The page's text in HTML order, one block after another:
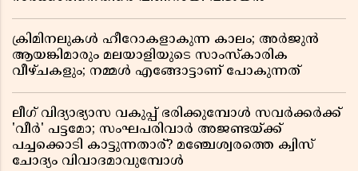
ക്രിമിനലുകൾ ഹീറോകളാകുന്ന കാലം; അർജുൻ
ആയങ്കിമാരും മലയാളിയുടെ സാംസ്കാരിക
വീഴ്ചകളും; നമ്മൾ എങ്ങോട്ടാണ് പോകുന്നത്
ലീഗ് വിദ്യാഭ്യാസ വകുപ്പ് ഭരിക്കുമ്പോൾ സവർക്കർക്ക്
'വീർ' പട്ടമോ; സംഘപരിവാർ അജണ്ടയ്ക്ക്
പച്ചക്കൊടി കാട്ടുന്നതാര്? മഞ്ചേശ്വരത്തെ ക്വിസ്
ചോദ്യം വിവാദമാവുമ്പോൾ